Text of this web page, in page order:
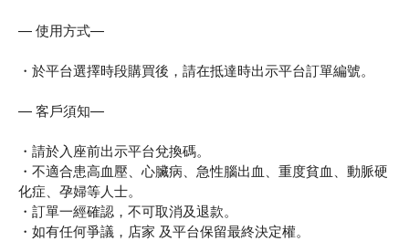
— 使用方式—
・於平台選擇時段購買後，請在抵達時出示平台訂單編號。
— 客戶須知—
・請於入座前出示平台兌換碼。
・不適合患高血壓、心臟病、急性腦出血、重度貧血、動脈硬
化症、孕婦等人士。
・訂單一經確認，不可取消及退款。
・如有任何爭議，店家 及平台保留最終決定權。